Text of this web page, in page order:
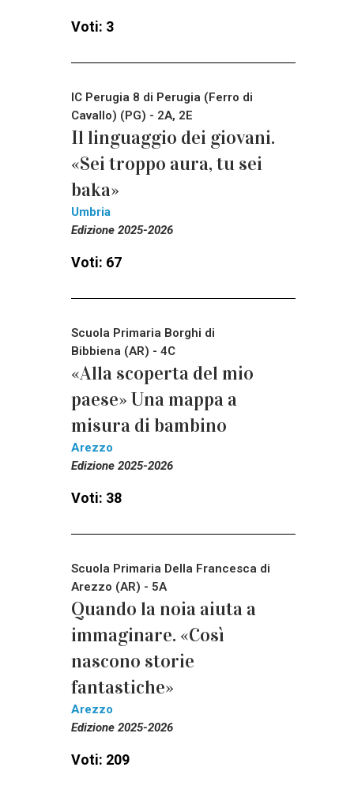
Voti: 3
IC Perugia 8 di Perugia (Ferro di
Cavallo) (PG) - 2A, 2E
Il linguaggio dei giovani.
«Sei troppo aura, tu sei
baka»
Umbria
Edizione 2025-2026
Voti: 67
Scuola Primaria Borghi di
Bibbiena (AR) - 4C
«Alla scoperta del mio
paese» Una mappa a
misura di bambino
Arezzo
Edizione 2025-2026
Voti: 38
Scuola Primaria Della Francesca di
Arezzo (AR) - 5A
Quando la noia aiuta a
immaginare. «Così
nascono storie
fantastiche»
Arezzo
Edizione 2025-2026
Voti: 209